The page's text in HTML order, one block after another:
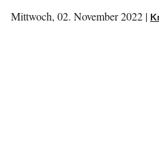
Mittwoch, 02. November 2022 |